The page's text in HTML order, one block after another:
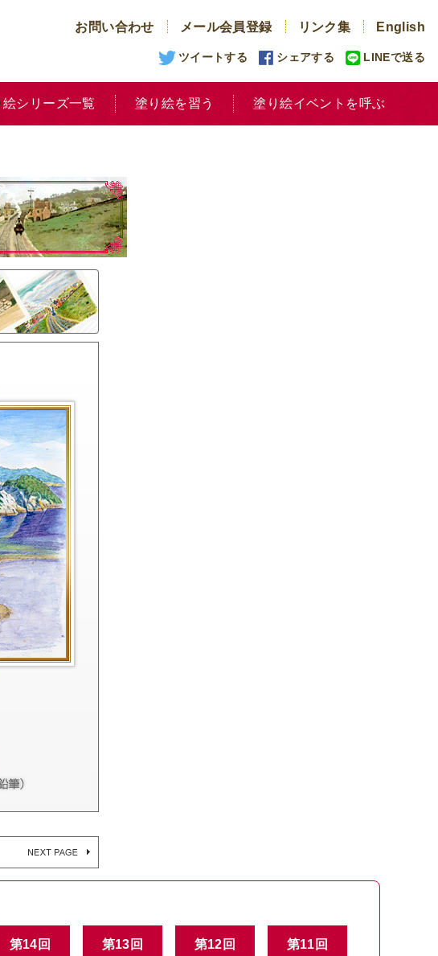
お問い合わせ メール会員登録 リンク集 English
ツイートする シェアする LINEで送る
シリーズ一覧 塗り絵を習う 塗り絵イベントを呼ぶ
第14回 第13回 第12回 第11回